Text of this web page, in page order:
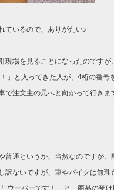
ているので、ありがたい♪
場を見ることになったのですが
」と入ってきた人が、4桁の番号
で注文主の元へと向かって行きま
普通というか、当然なのですが、
訳ないですが、車やバイクは無理
ウーバーです！」と、商品の受